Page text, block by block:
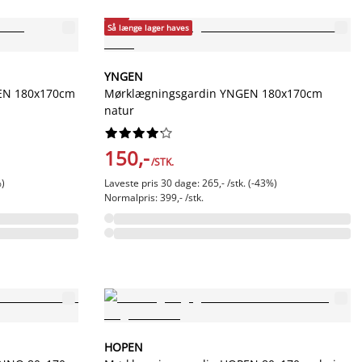
180x170cm
Så længe lager haves
YNGEN
Mørklægningsgardin YNGEN 180x170cm
natur






150,-/STK.
Laveste pris 30 dage: 265,- /stk. (-43%)
Normalpris: 399,- /stk.
HOPEN